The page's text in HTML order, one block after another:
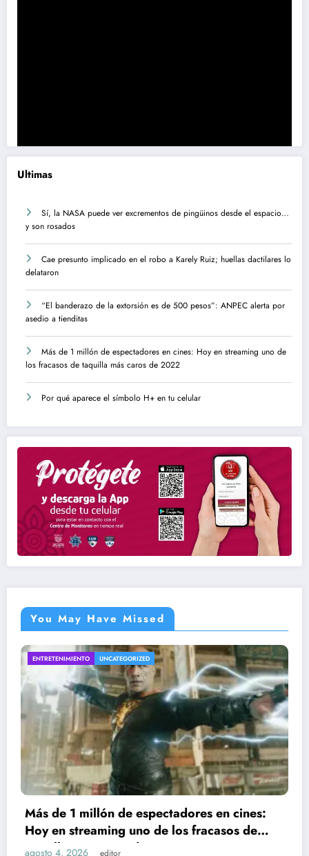
Ultimas
Sí, la NASA puede ver excrementos de pingüinos desde el espacio…
y son rosados
Cae presunto implicado en el robo a Karely Ruiz; huellas dactilares lo
delataron
“El banderazo de la extorsión es de 500 pesos”: ANPEC alerta por
asedio a tienditas
Más de 1 millón de espectadores en cines: Hoy en streaming uno de
los fracasos de taquilla más caros de 2022
Por qué aparece el símbolo H+ en tu celular
You May Have Missed
INTERESANTE UNCATEGORIZED
Por qué aparece el símbolo H+ en tu celular
agosto 4, 2026